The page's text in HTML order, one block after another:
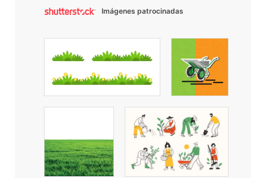
Imágenes patrocinadas